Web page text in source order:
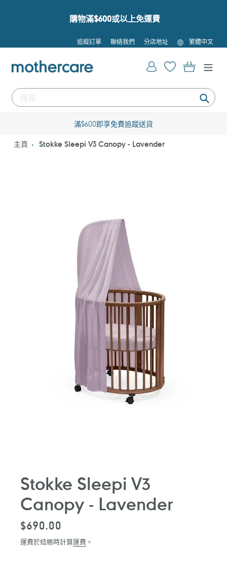
購物滿$600或以上免運費
追蹤訂單 聯絡我們 分店地址
語
言
繁體中文
提
登入 購物車
滿$600即享免費追蹤送貨
主頁 Stokke Sleepi V3 Canopy - Lavender
Stokke Sleepi V3
Canopy - Lavender
定
價
$690.00
運費於結帳時計算運費 。